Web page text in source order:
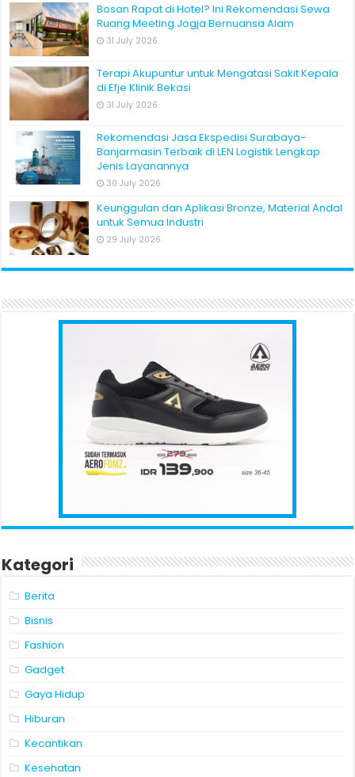
Bosan Rapat di Hotel? Ini Rekomendasi Sewa
Ruang Meeting Jogja Bernuansa Alam
31 July 2026
Terapi Akupuntur untuk Mengatasi Sakit Kepala
di Efje Klinik Bekasi
31 July 2026
Rekomendasi Jasa Ekspedisi Surabaya-
Banjarmasin Terbaik di LEN Logistik Lengkap
Jenis Layanannya
30 July 2026
Keunggulan dan Aplikasi Bronze, Material Andal
untuk Semua Industri
29 July 2026
Kategori
Berita
Bisnis
Fashion
Gadget
Gaya Hidup
Hiburan
Kecantikan
Kesehatan